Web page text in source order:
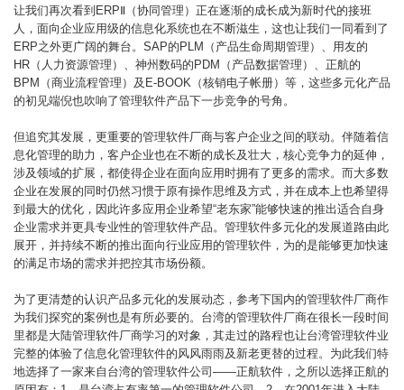
让我们再次看到ERPⅡ（协同管理）正在逐渐的成长成为新时代的接班
人，面向企业应用级的信息化系统也在不断滋生，这也让我们一同看到了
ERP之外更广阔的舞台。SAP的PLM（产品生命周期管理）、用友的
HR（人力资源管理）、神州数码的PDM（产品数据管理）、正航的
BPM（商业流程管理）及E-BOOK（核销电子帐册）等，这些多元化产品
的初见端倪也吹响了管理软件产品下一步竞争的号角。
但追究其发展，更重要的管理软件厂商与客户企业之间的联动。伴随着信
息化管理的助力，客户企业也在不断的成长及壮大，核心竞争力的延伸，
涉及领域的扩展，都使得企业在面向应用时拥有了更多的需求。而大多数
企业在发展的同时仍然习惯于原有操作思维及方式，并在成本上也希望得
到最大的优化，因此许多应用企业希望“老东家”能够快速的推出适合自身
企业需求并更具专业性的管理软件产品。管理软件多元化的发展道路由此
展开，并持续不断的推出面向行业应用的管理软件，为的是能够更加快速
的满足市场的需求并把控其市场份额。
为了更清楚的认识产品多元化的发展动态，参考下国内的管理软件厂商作
为我们探究的案例也是有所必要的。台湾的管理软件厂商在很长一段时间
里都是大陆管理软件厂商学习的对象，其走过的路程也让台湾管理软件业
完整的体验了信息化管理软件的风风雨雨及新老更替的过程。为此我们特
地选择了一家来自台湾的管理软件公司——正航软件，之所以选择正航的